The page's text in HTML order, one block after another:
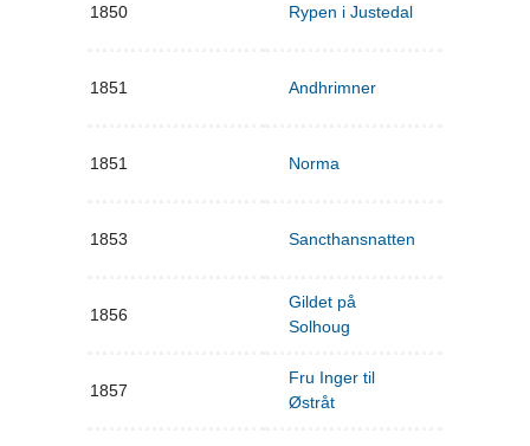
1850 Rypen i Justedal
1851 Andhrimner
1851 Norma
1853 Sancthansnatten
1856
Gildet på
Solhoug
1857
Fru Inger til
Østråt